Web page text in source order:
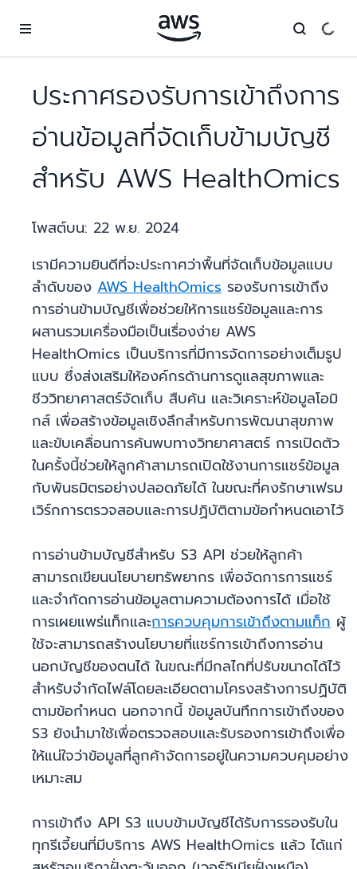
ประกาศรองรับการเข้าถึงการ
อ่านข้อมูลที่จัดเก็บข้ามบัญชี
สำหรับ AWS HealthOmics
โพสต์บน: 22 พ.ย. 2024
เรามีความยินดีที่จะประกาศว่าพื้นที่จัดเก็บข้อมูลแบบ
ลำดับของ AWS HealthOmics รองรับการเข้าถึง
การอ่านข้ามบัญชีเพื่อช่วยให้การแชร์ข้อมูลและการ
ผสานรวมเครื่องมือเป็นเรื่องง่าย AWS
HealthOmics เป็นบริการที่มีการจัดการอย่างเต็มรูป
แบบ ซึ่งส่งเสริมให้องค์กรด้านการดูแลสุขภาพและ
ชีววิทยาศาสตร์จัดเก็บ สืบค้น และวิเคราะห์ข้อมูลโอมิ
กส์ เพื่อสร้างข้อมูลเชิงลึกสำหรับการพัฒนาสุขภาพ
และขับเคลื่อนการค้นพบทางวิทยาศาสตร์ การเปิดตัว
ในครั้งนี้ช่วยให้ลูกค้าสามารถเปิดใช้งานการแชร์ข้อมูล
กับพันธมิตรอย่างปลอดภัยได้ ในขณะที่คงรักษาเฟรม
เวิร์กการตรวจสอบและการปฏิบัติตามข้อกำหนดเอาไว้
การอ่านข้ามบัญชีสำหรับ S3 API ช่วยให้ลูกค้า
สามารถเขียนนโยบายทรัพยากร เพื่อจัดการการแชร์
และจำกัดการอ่านข้อมูลตามความต้องการได้ เมื่อใช้
การเผยแพร่แท็กและการควบคุมการเข้าถึงตามแท็ก ผู้
ใช้จะสามารถสร้างนโยบายที่แชร์การเข้าถึงการอ่าน
นอกบัญชีของตนได้ ในขณะที่มีกลไกที่ปรับขนาดได้ไว้
สำหรับจำกัดไฟล์โดยละเอียดตามโครงสร้างการปฏิบัติ
ตามข้อกำหนด นอกจากนี้ ข้อมูลบันทึกการเข้าถึงของ
S3 ยังนำมาใช้เพื่อตรวจสอบและรับรองการเข้าถึงเพื่อ
ให้แน่ใจว่าข้อมูลที่ลูกค้าจัดการอยู่ในความควบคุมอย่าง
เหมาะสม
การเข้าถึง API S3 แบบข้ามบัญชีได้รับการรองรับใน
ทุกรีเจี้ยนที่มีบริการ AWS HealthOmics แล้ว ได้แก่